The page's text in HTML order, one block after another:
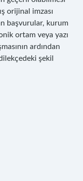
orijinal imzası
başvurular, kurum
ortam veya yazı
ardından
şekil